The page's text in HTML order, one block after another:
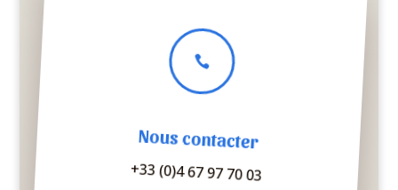

Nous contacter
+33 (0)4 67 97 70 03